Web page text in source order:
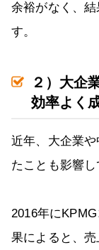
余裕がなく、
す。
２）大企
効率よく
近年、大企業
たことも影響し
2016年に
果によると、